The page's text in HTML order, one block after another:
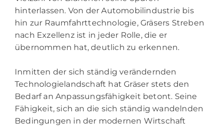
hinterlassen. Von der Automobilindustrie bis
hin zur Raumfahrttechnologie, Gräsers Streben
nach Exzellenz ist in jeder Rolle, die er
übernommen hat, deutlich zu erkennen.
Inmitten der sich ständig verändernden
Technologielandschaft hat Gräser stets den
Bedarf an Anpassungsfähigkeit betont. Seine
Fähigkeit, sich an die sich ständig wandelnden
Bedingungen in der modernen Wirtschaft